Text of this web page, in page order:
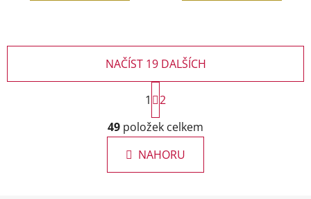
O
v
l
á
d
NAČÍST 19 DALŠÍCH
S
t
r
á
n
k
1
2
49 položek celkem
NAHORU